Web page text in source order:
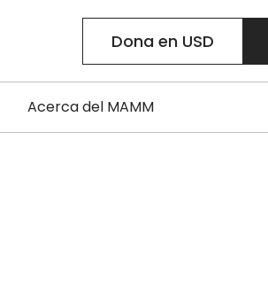
Dona en USD
Acerca del MAMM